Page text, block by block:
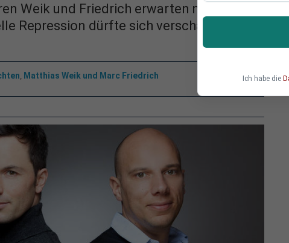
Weik und Friedrich erwarten massive
Repression dürfte sich verschärfen.
Matthias Weik und Marc Friedrich Ich habe die